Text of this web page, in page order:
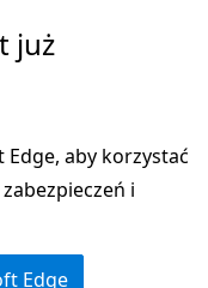
już
aby korzystać
i
Edge